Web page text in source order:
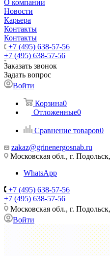
О компании
Новости
Карьера
Контакты
Контакты
+7 (495) 638-57-56
+7 (495) 638-57-56
Заказать звонок
Задать вопрос
Войти
Корзина0
Отложенные0
Сравнение товаров0
zakaz@grinenergosnab.ru
Московская обл., г.
WhatsApp
+7 (495) 638-57-56
+7 (495) 638-57-56
Московская обл., г.
Войти